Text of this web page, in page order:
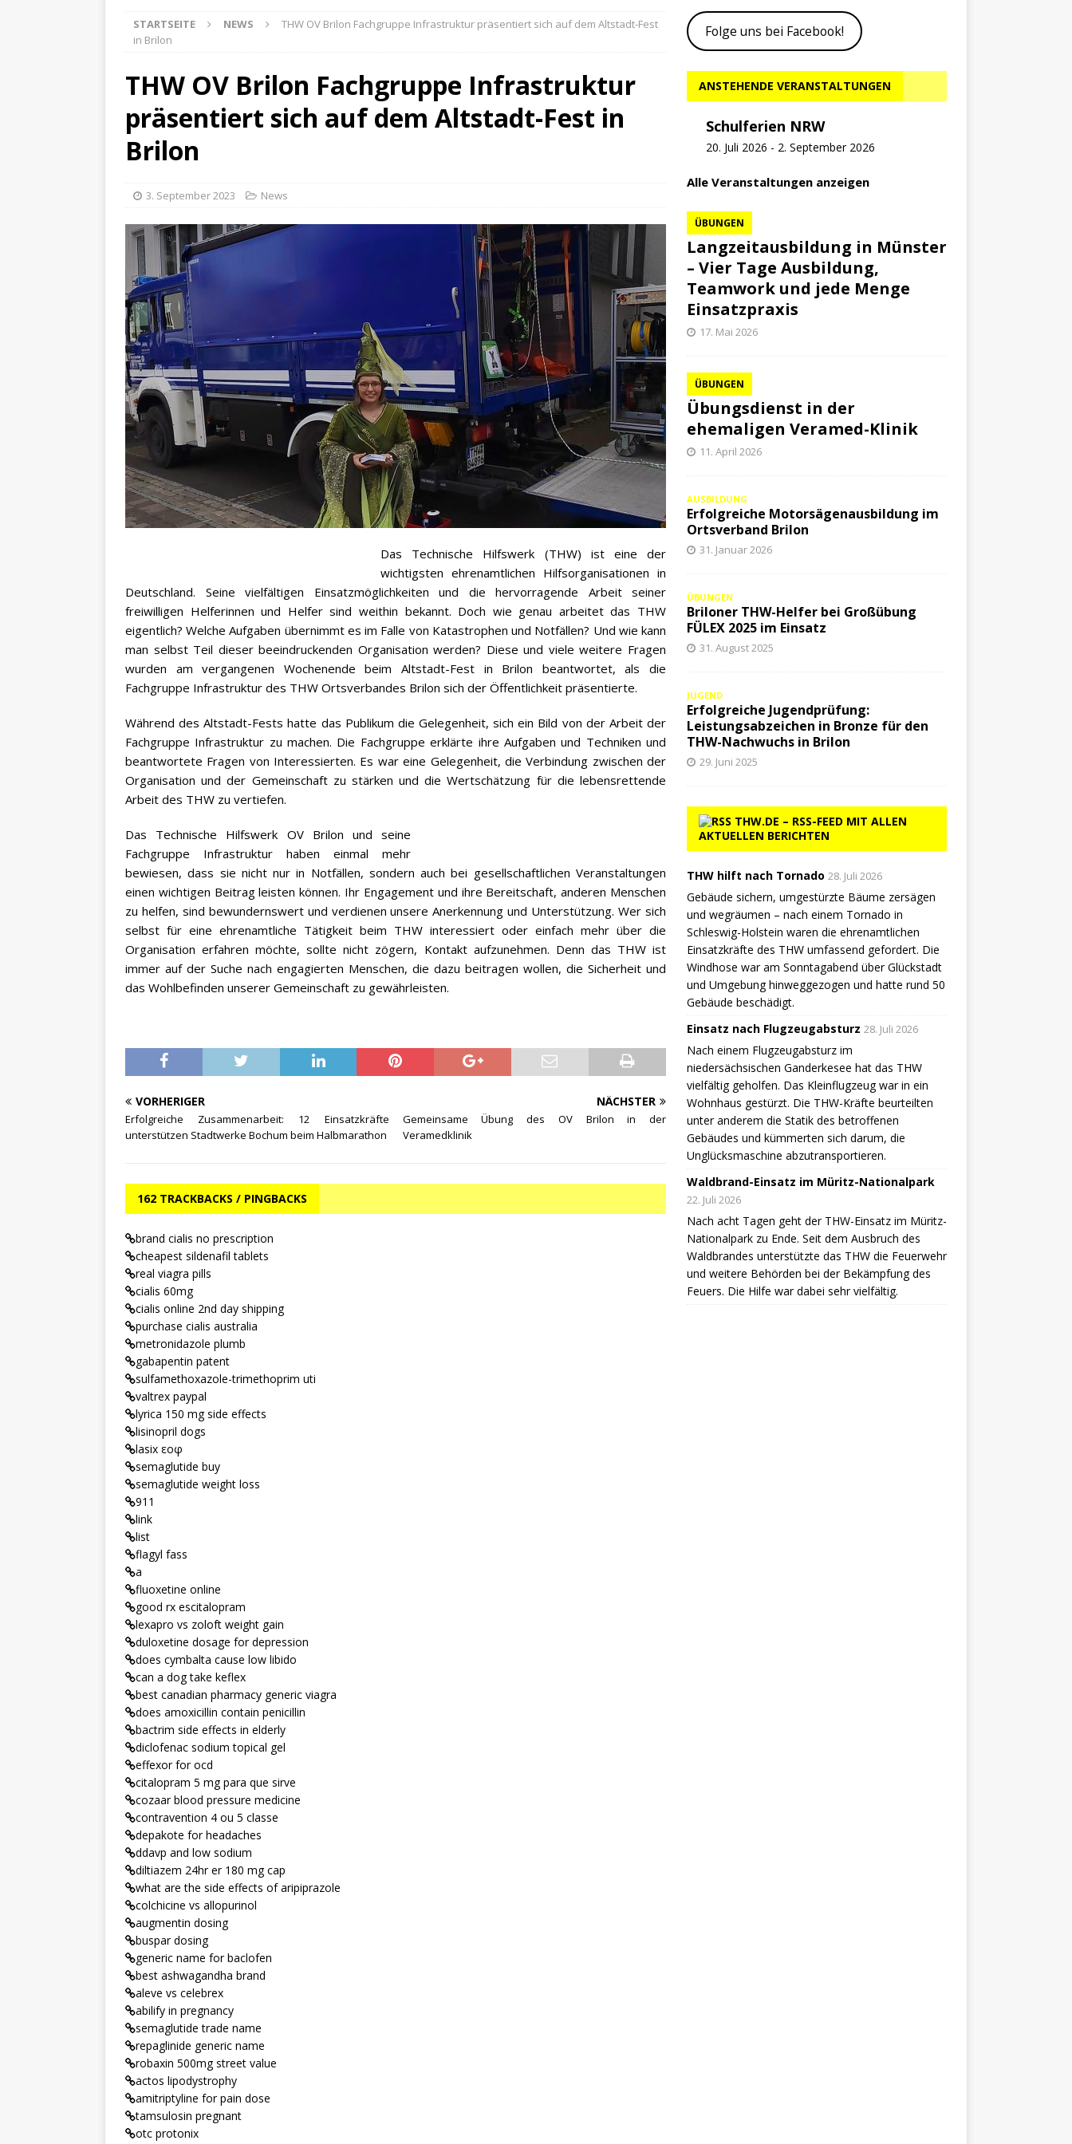
STARTSEITE NEWS
THW OV Brilon Fachgruppe Infrastruktur präsentiert sich auf dem Altstadt-Fest
in Brilon
THW OV Brilon Fachgruppe Infrastruktur
präsentiert sich auf dem Altstadt-Fest in
Brilon
3. September 2023 News
Das Technische Hilfswerk (THW) ist eine der
wichtigsten ehrenamtlichen Hilfsorganisationen in
Deutschland. Seine vielfältigen Einsatzmöglichkeiten und die hervorragende Arbeit seiner
freiwilligen Helferinnen und Helfer sind weithin bekannt. Doch wie genau arbeitet das THW
eigentlich? Welche Aufgaben übernimmt es im Falle von Katastrophen und Notfällen? Und wie kann
man selbst Teil dieser beeindruckenden Organisation werden? Diese und viele weitere Fragen
wurden am vergangenen Wochenende beim Altstadt-Fest in Brilon beantwortet, als die
Fachgruppe Infrastruktur des THW Ortsverbandes Brilon sich der Öffentlichkeit präsentierte.
Während des Altstadt-Fests hatte das Publikum die Gelegenheit, sich ein Bild von der Arbeit der
Fachgruppe Infrastruktur zu machen. Die Fachgruppe erklärte ihre Aufgaben und Techniken und
beantwortete Fragen von Interessierten. Es war eine Gelegenheit, die Verbindung zwischen der
Organisation und der Gemeinschaft zu stärken und die Wertschätzung für die lebensrettende
Arbeit des THW zu vertiefen.
Das Technische Hilfswerk OV Brilon und seine
Fachgruppe Infrastruktur haben einmal mehr
bewiesen, dass sie nicht nur in Notfällen, sondern auch bei gesellschaftlichen Veranstaltungen
einen wichtigen Beitrag leisten können. Ihr Engagement und ihre Bereitschaft, anderen Menschen
zu helfen, sind bewundernswert und verdienen unsere Anerkennung und Unterstützung. Wer sich
selbst für eine ehrenamtliche Tätigkeit beim THW interessiert oder einfach mehr über die
Organisation erfahren möchte, sollte nicht zögern, Kontakt aufzunehmen. Denn das THW ist
immer auf der Suche nach engagierten Menschen, die dazu beitragen wollen, die Sicherheit und
das Wohlbefinden unserer Gemeinschaft zu gewährleisten.
VORHERIGER
Erfolgreiche Zusammenarbeit: 12 Einsatzkräfte
unterstützen Stadtwerke Bochum beim Halbmarathon
NÄCHSTER
Gemeinsame Übung des OV Brilon in der
Veramedklinik
162 TRACKBACKS / PINGBACKS
brand cialis no prescription
cheapest sildenafil tablets
real viagra pills
cialis 60mg
cialis online 2nd day shipping
purchase cialis australia
metronidazole plumb
gabapentin patent
sulfamethoxazole-trimethoprim uti
valtrex paypal
lyrica 150 mg side effects
lisinopril dogs
lasix εοφ
semaglutide buy
semaglutide weight loss
911
link
list
flagyl fass
a
fluoxetine online
good rx escitalopram
lexapro vs zoloft weight gain
duloxetine dosage for depression
does cymbalta cause low libido
can a dog take keflex
best canadian pharmacy generic viagra
does amoxicillin contain penicillin
bactrim side effects in elderly
diclofenac sodium topical gel
effexor for ocd
citalopram 5 mg para que sirve
cozaar blood pressure medicine
contravention 4 ou 5 classe
depakote for headaches
ddavp and low sodium
diltiazem 24hr er 180 mg cap
what are the side effects of aripiprazole
colchicine vs allopurinol
augmentin dosing
buspar dosing
generic name for baclofen
best ashwagandha brand
aleve vs celebrex
abilify in pregnancy
semaglutide trade name
repaglinide generic name
robaxin 500mg street value
actos lipodystrophy
amitriptyline for pain dose
tamsulosin pregnant
otc protonix
Folge uns bei Facebook!
ANSTEHENDE VERANSTALTUNGEN
Schulferien NRW
20. Juli 2026 - 2. September 2026
Alle Veranstaltungen anzeigen
Langzeitausbildung in Münster
– Vier Tage Ausbildung,
Teamwork und jede Menge
Einsatzpraxis
ÜBUNGEN
17. Mai 2026
Übungsdienst in der
ehemaligen Veramed-Klinik
ÜBUNGEN
11. April 2026
AUSBILDUNG
Erfolgreiche Motorsägenausbildung im
Ortsverband Brilon
31. Januar 2026
ÜBUNGEN
Briloner THW-Helfer bei Großübung
FÜLEX 2025 im Einsatz
31. August 2025
JUGEND
Erfolgreiche Jugendprüfung:
Leistungsabzeichen in Bronze für den
THW-Nachwuchs in Brilon
29. Juni 2025
THW.DE – RSS-FEED MIT ALLEN
AKTUELLEN BERICHTEN
THW hilft nach Tornado 28. Juli 2026
Gebäude sichern, umgestürzte Bäume zersägen
und wegräumen – nach einem Tornado in
Schleswig-Holstein waren die ehrenamtlichen
Einsatzkräfte des THW umfassend gefordert. Die
Windhose war am Sonntagabend über Glückstadt
und Umgebung hinweggezogen und hatte rund 50
Gebäude beschädigt.
Einsatz nach Flugzeugabsturz 28. Juli 2026
Nach einem Flugzeugabsturz im
niedersächsischen Ganderkesee hat das THW
vielfältig geholfen. Das Kleinflugzeug war in ein
Wohnhaus gestürzt. Die THW-Kräfte beurteilten
unter anderem die Statik des betroffenen
Gebäudes und kümmerten sich darum, die
Unglücksmaschine abzutransportieren.
Waldbrand-Einsatz im Müritz-Nationalpark
22. Juli 2026
Nach acht Tagen geht der THW-Einsatz im Müritz-
Nationalpark zu Ende. Seit dem Ausbruch des
Waldbrandes unterstützte das THW die Feuerwehr
und weitere Behörden bei der Bekämpfung des
Feuers. Die Hilfe war dabei sehr vielfältig.